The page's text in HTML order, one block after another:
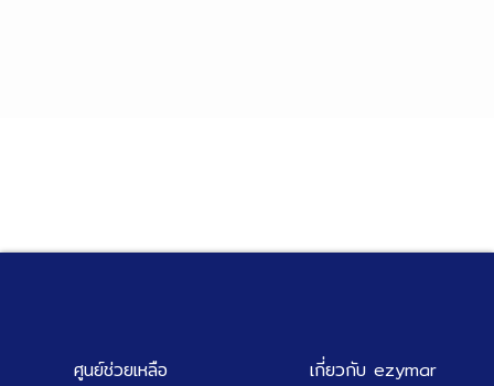
ศูนย์ช่วยเหลือ เกี่ยวกับ ezymar